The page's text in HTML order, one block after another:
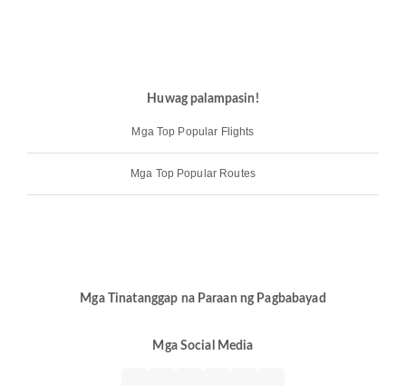
Huwag palampasin!
Mga Top Popular Flights
Mga Top Popular Routes
Mga Tinatanggap na Paraan ng Pagbabayad
Mga Social Media